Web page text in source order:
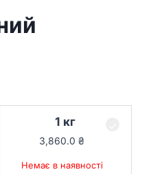
1 кг
3,860.0₴
Немає в наявності